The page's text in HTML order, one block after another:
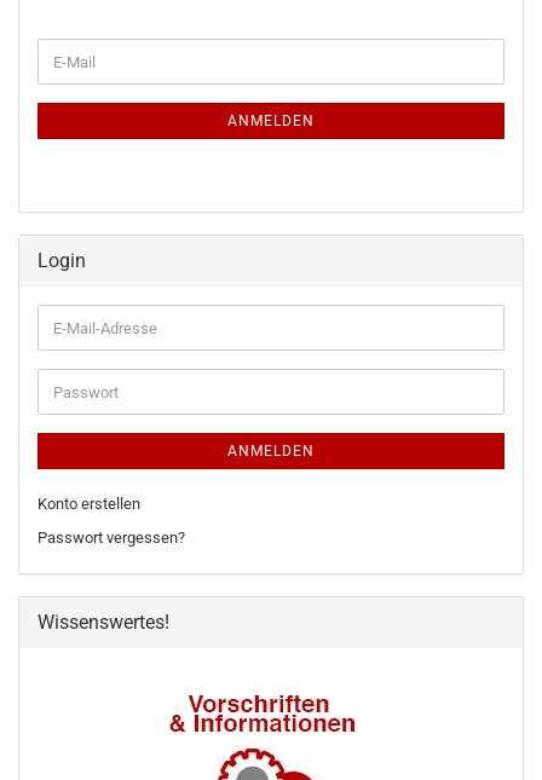
ZUR
E-
Mail
ANMELDEN
Login
E-
Mail-
Adresse
Passwort
ANMELDEN
Konto erstellen
Passwort vergessen?
Wissenswertes!